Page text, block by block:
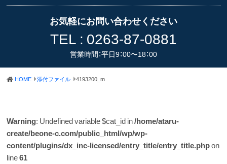
お気軽にお問い合わせください
TEL : 0263-87-0881
営業時間：平日9：00〜18：00
HOME 添付ファイル 4193200_m
Warning: Undefined variable $cat_id in/home/ataru-
create/beone-c.com/public_html/wp/wp-
content/plugins/dx_inc-licensed/entry_title/entry_title.phpon
line61